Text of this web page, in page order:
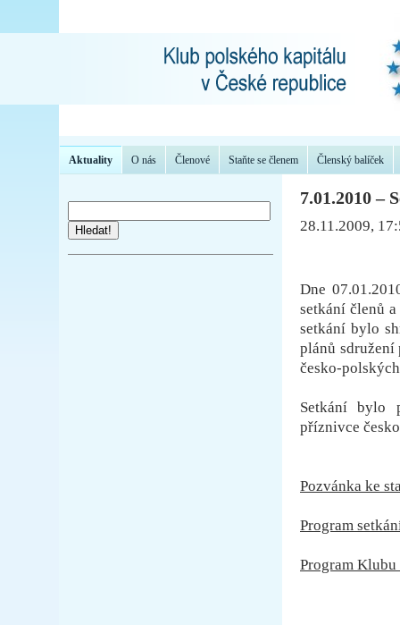
Aktuality O nás Členové Staňte se členem Členský balíček
Hledat!
7.01.2010 –
28.11.2009,
Dne
setkání členů
setkání bylo
plánů sdružení
česko-
Setkání bylo
příznivce
Pozvánka ke
Program
Program